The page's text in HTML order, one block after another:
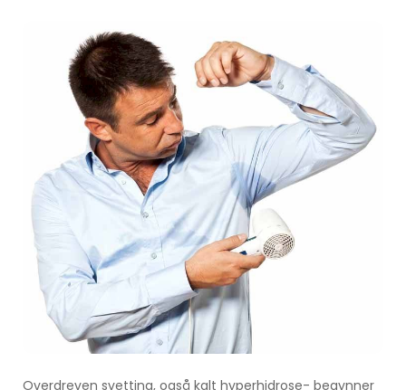
Overdreven svetting, også kalt hyperhidrose- begynner